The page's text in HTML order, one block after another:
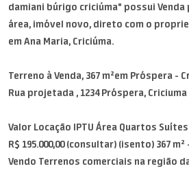
damiani búrigo criciúma" possui Venda
área, imóvel novo, direto com o
em Ana Maria, Criciúma.
Terreno à Venda, 367 m²em Próspera -
Rua projetada , 1234 Próspera,
Valor Locação IPTU Área Quartos Suítes
R$ 195.000,00 (consultar) (isento) 367
Vendo Terrenos comerciais na região